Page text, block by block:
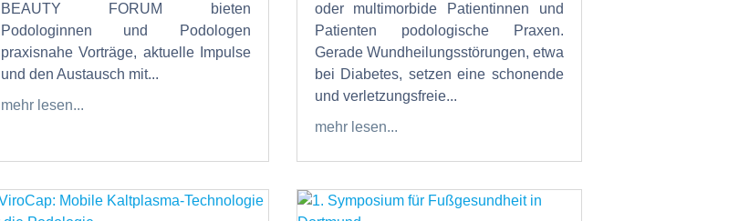
BEAUTY FORUM bieten
Podologinnen und Podologen
praxisnahe Vorträge, aktuelle Impulse
und den Austausch mit...
mehr lesen...
oder multimorbide Patientinnen und
Patienten podologische Praxen.
Gerade Wundheilungsstörungen, etwa
bei Diabetes, setzen eine schonende
und verletzungsfreie...
mehr lesen...